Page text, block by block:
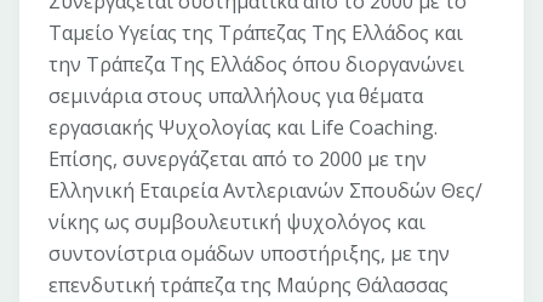
Ταμείο Υγείας της Τράπεζας Της Ελλάδος και
την Τράπεζα Της Ελλάδος όπου διοργανώνει
σεμινάρια στους υπαλλήλους για θέματα
εργασιακής Ψυχολογίας και Life Coaching.
Επίσης, συνεργάζεται από το 2000 με την
Ελληνική Εταιρεία Αντλεριανών Σπουδών Θες/
νίκης ως συμβουλευτική ψυχολόγος και
συντονίστρια ομάδων υποστήριξης, με την
επενδυτική τράπεζα της Μαύρης Θάλασσας